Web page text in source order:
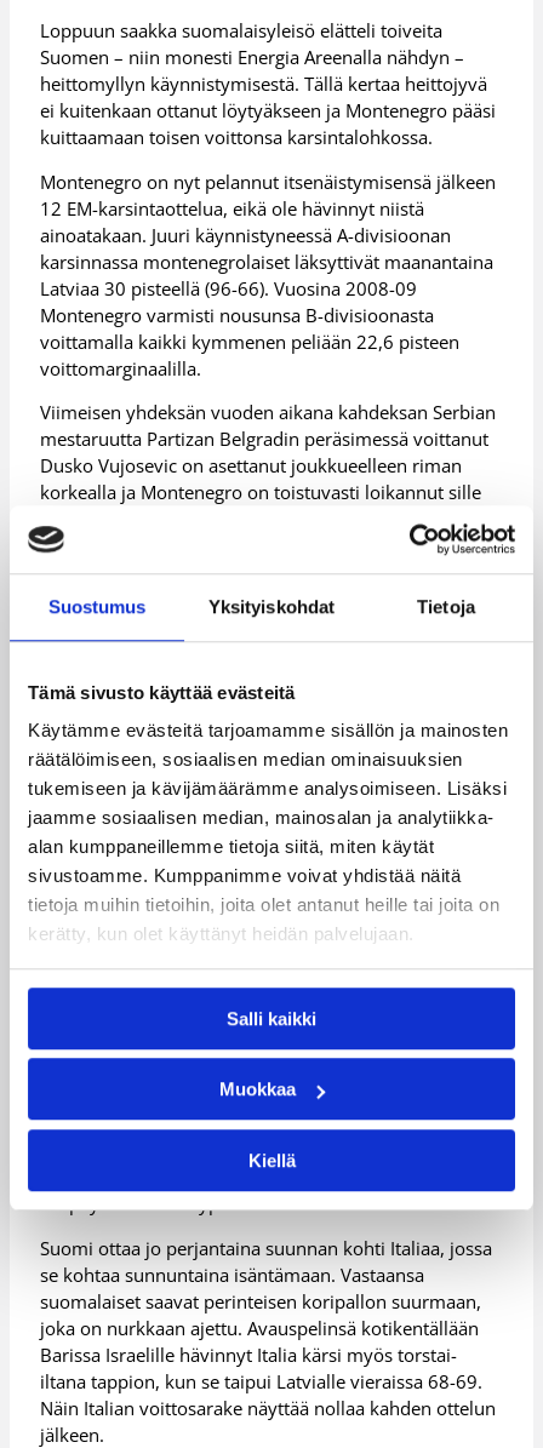
Suostumus Yksityiskohdat Tietoja
Tämä sivusto käyttää evästeitä
Käytämme evästeitä tarjoamamme sisällön ja mainosten
räätälöimiseen, sosiaalisen median ominaisuuksien
tukemiseen ja kävijämäärämme analysoimiseen. Lisäksi
jaamme sosiaalisen median, mainosalan ja analytiikka-
alan kumppaneillemme tietoja siitä, miten käytät
sivustoamme. Kumppanimme voivat yhdistää näitä
tietoja muihin tietoihin, joita olet antanut heille tai joita on
kerätty, kun olet käyttänyt heidän palvelujaan.
Salli kaikki
Muokkaa
Kiellä
Loppuun saakka suomalaisyleisö elätteli toiveita
Suomen – niin monesti Energia Areenalla nähdyn –
heittomyllyn käynnistymisestä. Tällä kertaa heittojyvä
ei kuitenkaan ottanut löytyäkseen ja Montenegro pääsi
kuittaamaan toisen voittonsa karsintalohkossa.
Montenegro on nyt pelannut itsenäistymisensä jälkeen
12 EM-karsintaottelua, eikä ole hävinnyt niistä
ainoatakaan. Juuri käynnistyneessä A-divisioonan
karsinnassa montenegrolaiset läksyttivät maanantaina
Latviaa 30 pisteellä (96-66). Vuosina 2008-09
Montenegro varmisti nousunsa B-divisioonasta
voittamalla kaikki kymmenen peliään 22,6 pisteen
voittomarginaalilla.
Viimeisen yhdeksän vuoden aikana kahdeksan Serbian
mestaruutta Partizan Belgradin peräsimessä voittanut
Dusko Vujosevic on asettanut joukkueelleen riman
korkealla ja Montenegro on toistuvasti loikannut sille
– Haluamme lohkovoiton. Pelaamme karsintojen
lohkokakkosten vertailuun ei tästä lohkosta halua
yksikään, Vujosevic latasi.
EM-karsinnassa kolmen karsintalohkon voittajat
lisäksi kisaliput lunastaa kaksi parasta lohkokakkosta.
– Olen erittäin tyytyväinen. Tämä oli iso voitto meille ja
vielä hyvää vastustajaa vastaan. Halusimme pysäyttää
Suomen kaukoheittäjät ja onnistuimme siinä hyvin.
Suomi puolestaan pelasi aggressiivisesti ja teki hyvää
työtä korinaluspuolustuksessaan ilman tuplauksia,
kehui Vujosevic.
”Ei haittaisi, jos heitto kulkisi
Suomen ykköstehoista vastasi Montenegro-ottelussa
20 pistettä heittänyt Rannikko. Lee viimeisteli 12 ja
Möttölä kymmenen pistettä. Aktiivisesti puolustanut ja
kaapi yhdeksän levypalloa.
Suomi ottaa jo perjantaina suunnan kohti Italiaa, jossa
se kohtaa sunnuntaina isäntämaan. Vastaansa
suomalaiset saavat perinteisen koripallon suurmaan,
joka on nurkkaan ajettu. Avauspelinsä kotikentällään
Barissa Israelille hävinnyt Italia kärsi myös torstai-
iltana tappion, kun se taipui Latvialle vieraissa 68-69.
Näin Italian voittosarake näyttää nollaa kahden ottelun
jälkeen.